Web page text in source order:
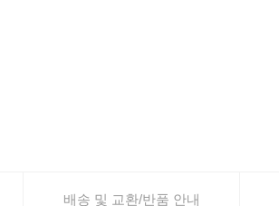
배송 및 교환/반품 안내